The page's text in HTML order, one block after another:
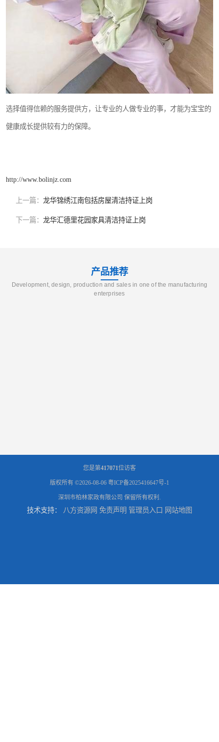
选择值得信赖的服务提供方，让专业的人做专业的事，才能为宝宝的
健康成长提供较有力的保障。
http://www.bolinjz.com
上一篇： 龙华锦绣江南包括房屋清洁持证上岗
下一篇： 龙华汇德里花园家具清洁持证上岗
产品推荐
Development, design, production and sales in one of the manufacturing
enterprises
您是第417071位访客
版权所有 ©2026-08-06 粤ICP备2025416647号-1
深圳市柏林家政有限公司 保留所有权利.
技术支持： 八方资源网 免责声明 管理员入口 网站地图